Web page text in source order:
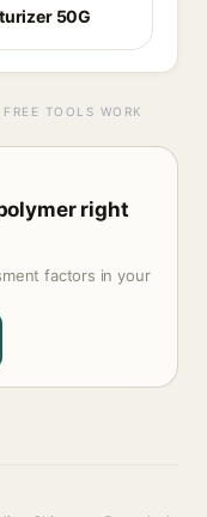
50G
TOOLS WORK
right
factors in your